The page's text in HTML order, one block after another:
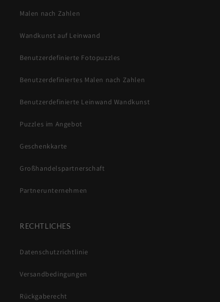
Malen nach Zahlen
Wandkunst auf Leinwand
Benutzerdefinierte Fotopuzzles
Benutzerdefiniertes Malen nach Zahlen
Benutzerdefinierte Leinwand Wandkunst
Puzzles im Angebot
Geschenkkarte
Großhandelspartnerschaft
Partnerunternehmen
RECHTLICHES
Datenschutzrichtlinie
Versandbedingungen
Rückgaberecht